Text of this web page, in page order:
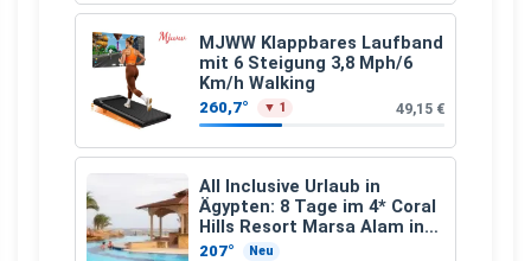
MJWW Klappbares Laufband
mit 6 Steigung 3,8 Mph/6
Km/h Walking
260,7° ▼ 1 49,15 €
All Inclusive Urlaub in
Ägypten: 8 Tage im 4* Coral
Hills Resort Marsa Alam inkl.
Flüge ab 299 € p.P.
207° Neu